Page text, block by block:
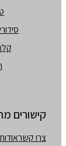
קישורים
צרו קשר